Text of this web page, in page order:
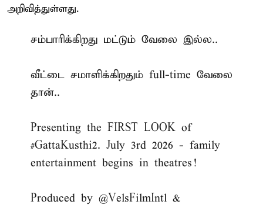
அறிவித்துள்ளது.
சம்பாரிக்கிறது மட்டும் வேலை இல்ல..
வீட்டை சமாளிக்கிறதும் full-time வேலை
தான்..
Presenting the FIRST LOOK of
#GattaKusthi2. July 3rd 2026 - family
entertainment begins in theatres!
Produced by @VelsFilmIntl &